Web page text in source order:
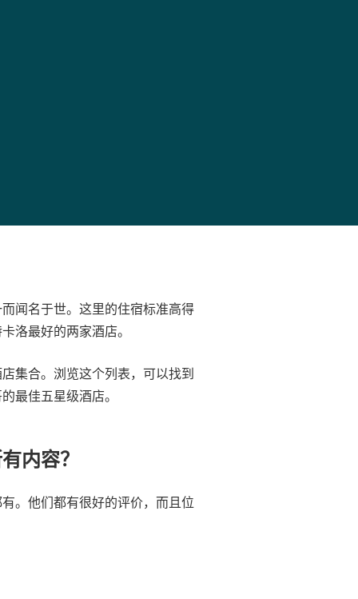
闻名于世。这里的住宿标准高得
洛最好的两家酒店。
集合。浏览这个列表，可以找到
最佳五星级酒店。
内容？
。他们都有很好的评价，而且位